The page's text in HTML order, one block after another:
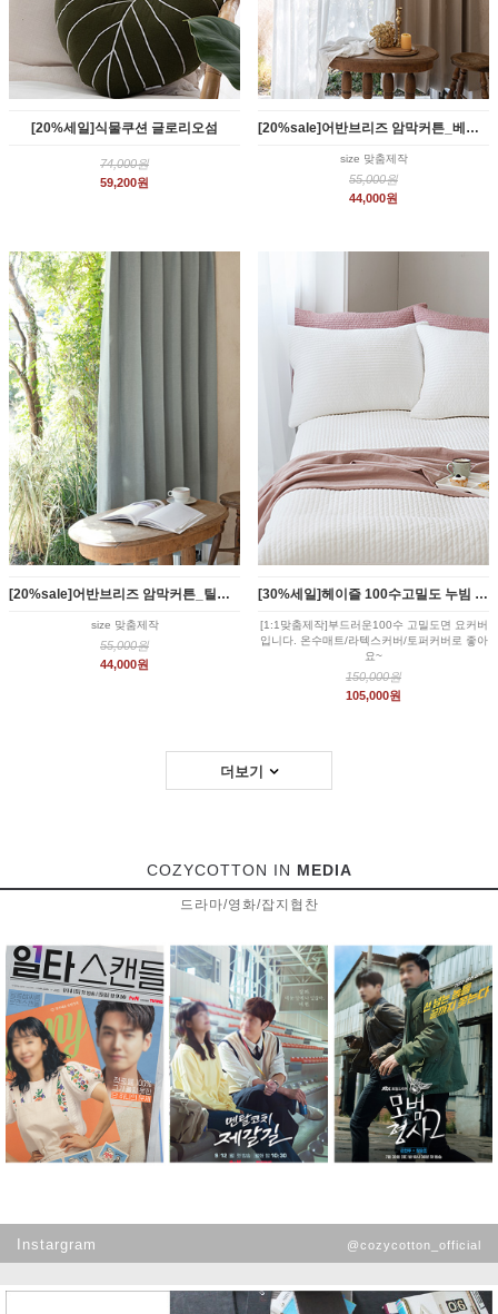
[20%세일]식물쿠션 글로리오섬
74,000원
59,200원
[20%sale]어반브리즈 암막커튼_베이지 (2size)
size 맞춤제작
55,000원
44,000원
[20%sale]어반브리즈 암막커튼_틸민트 (2size)
size 맞춤제작
55,000원
44,000원
[30%세일]헤이즐 100수고밀도 누빔 요커버 화이트
[1:1맞춤제작]부드러운100수 고밀도면 요커버
입니다. 온수매트/라텍스커버/토퍼커버로 좋아
요~
150,000원
105,000원
더보기
COZYCOTTON IN MEDIA
드라마/영화/잡지협찬
Instargram @cozycotton_official